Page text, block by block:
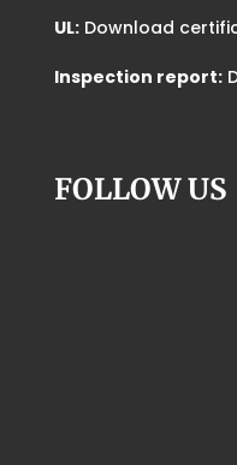
UL: Download
Inspection report:
FOLLOW US